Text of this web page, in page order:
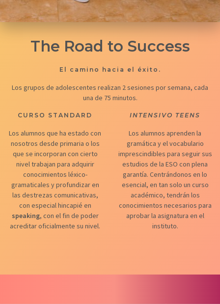
The Road to Success
El camino hacia el éxito.
Los grupos de adolescentes realizan 2 sesiones por semana, cada
una de 75 minutos.
CURSO STANDARD
Los alumnos que ha estado con
nosotros desde primaria o los
que se incorporan con cierto
nivel trabajan para adquirir
conocimientos léxico-
gramaticales y profundizar en
las destrezas comunicativas,
con especial hincapié en
speaking, con el fin de poder
acreditar oficialmente su nivel.
INTENSIVO TEENS
Los alumnos aprenden la
gramática y el vocabulario
imprescindibles para seguir sus
estudios de la ESO con plena
garantía. Centrándonos en lo
esencial, en tan solo un curso
académico, tendrán los
conocimientos necesarios para
aprobar la asignatura en el
instituto.